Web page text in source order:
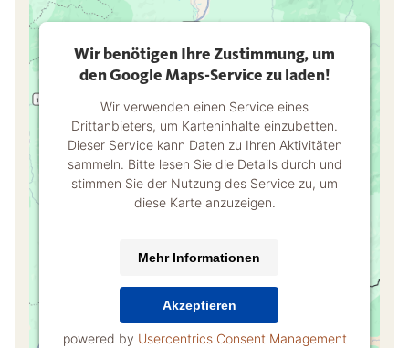
Wir benötigen Ihre Zustimmung, um
den Google Maps-Service zu laden!
Wir verwenden einen Service eines
Drittanbieters, um Karteninhalte einzubetten.
Dieser Service kann Daten zu Ihren Aktivitäten
sammeln. Bitte lesen Sie die Details durch und
stimmen Sie der Nutzung des Service zu, um
diese Karte anzuzeigen.
Mehr Informationen
Akzeptieren
powered by Usercentrics Consent Management